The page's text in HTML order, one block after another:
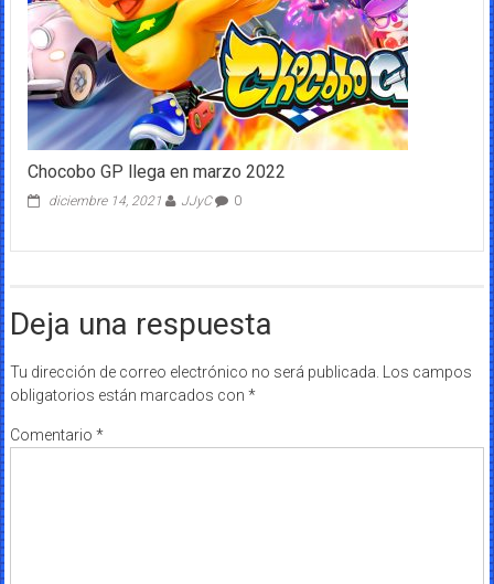
Chocobo GP llega en marzo 2022
diciembre 14, 2021 JJyC 0
Deja una respuesta
Tu dirección de correo electrónico no será publicada. Los campos
obligatorios están marcados con *
Comentario *